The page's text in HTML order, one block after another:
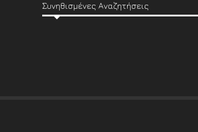
Συνηθισμένες Αναζητήσεις